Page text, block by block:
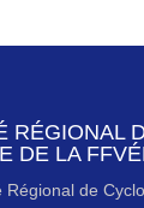
RÉGIONAL
DE LA
Régional de